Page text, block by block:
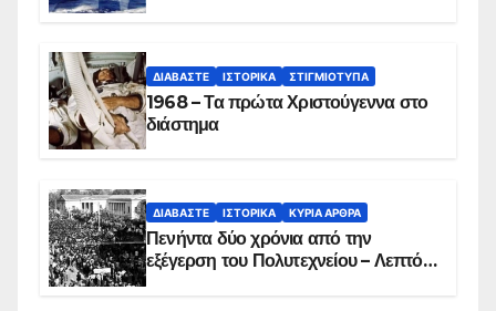
ΔΙΑΒΆΣΤΕ ΙΣΤΟΡΙΚΆ ΣΤΙΓΜΙΌΤΥΠΑ
1968 – Τα πρώτα Χριστούγεννα στο
διάστημα
ΔΙΑΒΆΣΤΕ ΙΣΤΟΡΙΚΆ ΚΥΡΙΑ ΑΡΘΡΑ
Πενήντα δύο χρόνια από την
εξέγερση του Πολυτεχνείου – Λεπτό